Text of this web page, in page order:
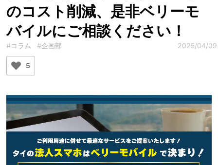
のコスト削減、是非ベリーモ
バイルにご相談ください！
#コラム #企画部 2025/04/09
5